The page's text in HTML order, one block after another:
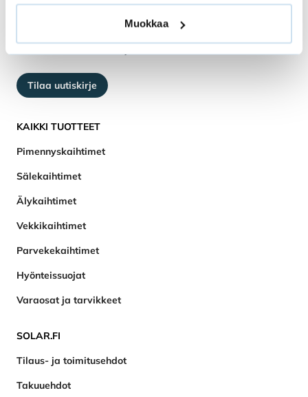
Muokkaa
Tilaa uutiskirje
KAIKKI TUOTTEET
Pimennyskaihtimet
Sälekaihtimet
Älykaihtimet
Vekkikaihtimet
Parvekekaihtimet
Hyönteissuojat
Varaosat ja tarvikkeet
SOLAR.FI
Tilaus- ja toimitusehdot
Takuuehdot